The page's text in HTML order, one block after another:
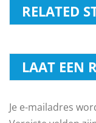
RELATED
LAAT EEN
Je e-mailadres